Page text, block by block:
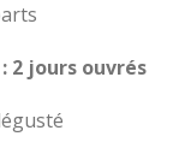
2 jours ouvrés